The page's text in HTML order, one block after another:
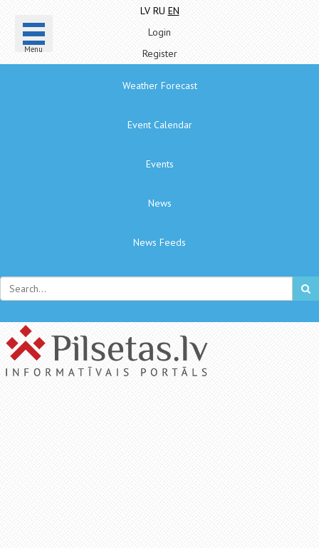
Menu
LV RU EN
Login
Register
Weather Forecast
Event Calendar
Events
News
News Feeds